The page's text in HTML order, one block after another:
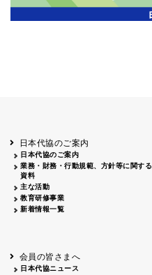
日本代協のご案内
日本代協のご案内
業務・財務・行動規範、方針等に関する
資料
主な活動
教育研修事業
新着情報一覧
会員の皆さまへ
日本代協ニュース